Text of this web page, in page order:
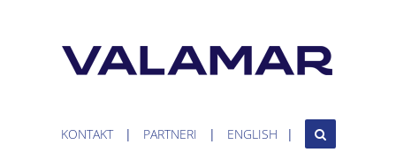
KONTAKT PARTNERI ENGLISH